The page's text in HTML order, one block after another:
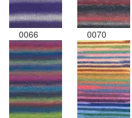
0066 0070